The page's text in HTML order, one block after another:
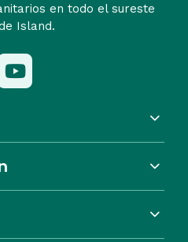
en todo el sureste
Island.